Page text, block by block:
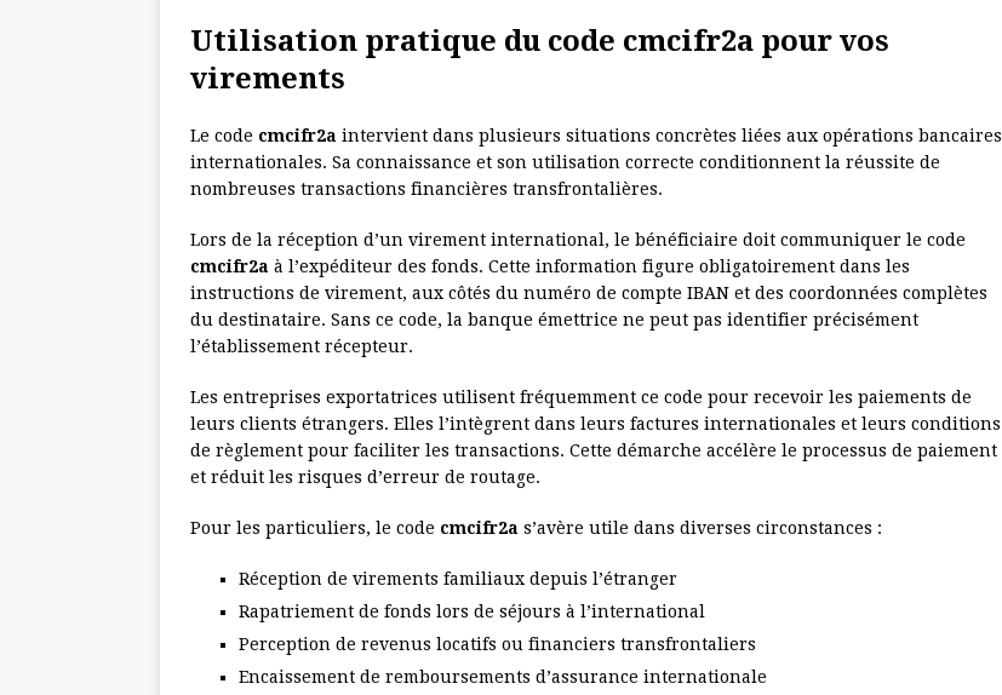
Utilisation pratique du code cmcifr2a pour vos
virements
Le code cmcifr2a intervient dans plusieurs situations concrètes liées aux opérations bancaires
internationales. Sa connaissance et son utilisation correcte conditionnent la réussite de
nombreuses transactions financières transfrontalières.
Lors de la réception d’un virement international, le bénéficiaire doit communiquer le code
cmcifr2a à l’expéditeur des fonds. Cette information figure obligatoirement dans les
instructions de virement, aux côtés du numéro de compte IBAN et des coordonnées complètes
du destinataire. Sans ce code, la banque émettrice ne peut pas identifier précisément
l’établissement récepteur.
Les entreprises exportatrices utilisent fréquemment ce code pour recevoir les paiements de
leurs clients étrangers. Elles l’intègrent dans leurs factures internationales et leurs conditions
de règlement pour faciliter les transactions. Cette démarche accélère le processus de paiement
et réduit les risques d’erreur de routage.
Pour les particuliers, le code cmcifr2a s’avère utile dans diverses circonstances :
Réception de virements familiaux depuis l’étranger
Rapatriement de fonds lors de séjours à l’international
Perception de revenus locatifs ou financiers transfrontaliers
Encaissement de remboursements d’assurance internationale